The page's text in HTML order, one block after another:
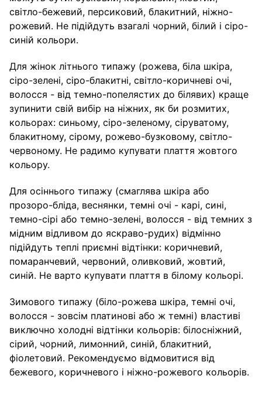
світло-бежевий, персиковий, блакитний, ніжно-
рожевий. Не підійдуть взагалі чорний, білий і сіро-
синій кольори.
Для жінок літнього типажу (рожева, біла шкіра,
сіро-зелені, сіро-блакитні, світло-коричневі очі,
волосся - від темно-попелястих до білявих) краще
зупинити свій вибір на ніжних, як би розмитих,
кольорах: синьому, сіро-зеленому, сіруватому,
блакитному, сірому, рожево-бузковому, світло-
червоному. Не радимо купувати плаття жовтого
кольору.
Для осіннього типажу (смаглява шкіра або
прозоро-бліда, веснянки, темні очі - карі, сині,
темно-сірі або темно-зелені, волосся - від темних з
мідним відливом до яскраво-рудих) відмінно
підійдуть теплі приємні відтінки: коричневий,
помаранчевий, червоний, оливковий, жовтий,
синій. Не варто купувати плаття в білому кольорі.
Зимового типажу (біло-рожева шкіра, темні очі,
волосся - зовсім платинові або ж темні) властиві
виключно холодні відтінки кольорів: білосніжний,
сірий, чорний, лимонний, синій, блакитний,
фіолетовий. Рекомендуємо відмовитися від
бежевого, коричневого і ніжно-рожевого кольорів.